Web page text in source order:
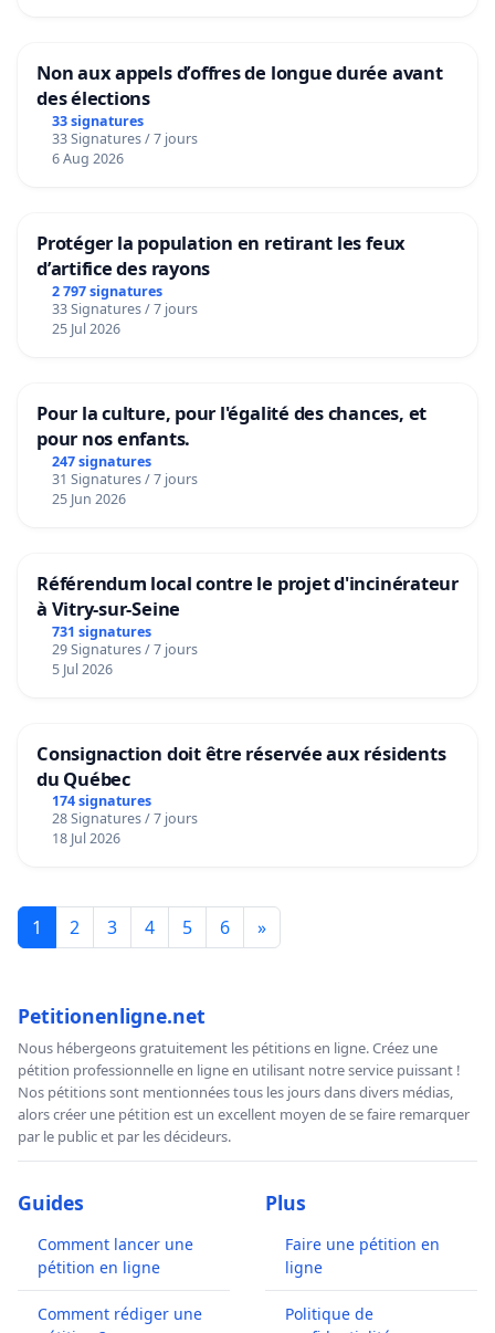
Non aux appels d’offres de longue durée avant
des élections
33 signatures
33 Signatures / 7 jours
6 Aug 2026
Protéger la population en retirant les feux
d’artifice des rayons
2 797 signatures
33 Signatures / 7 jours
25 Jul 2026
Pour la culture, pour l'égalité des chances, et
pour nos enfants.
247 signatures
31 Signatures / 7 jours
25 Jun 2026
Référendum local contre le projet d'incinérateur
à Vitry-sur-Seine
731 signatures
29 Signatures / 7 jours
5 Jul 2026
Consignaction doit être réservée aux résidents
du Québec
174 signatures
28 Signatures / 7 jours
18 Jul 2026
1 2 3 4 5 6 »
Petitionenligne.net
Nous hébergeons gratuitement les pétitions en ligne. Créez une
pétition professionnelle en ligne en utilisant notre service puissant !
Nos pétitions sont mentionnées tous les jours dans divers médias,
alors créer une pétition est un excellent moyen de se faire remarquer
par le public et par les décideurs.
Guides
Comment lancer une
pétition en ligne
Comment rédiger une
Plus
Faire une pétition en
ligne
Politique de